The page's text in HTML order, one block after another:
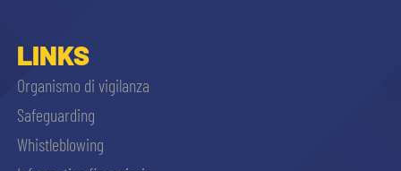
LINKS
Organismo di vigilanza
Safeguarding
Whistleblowing